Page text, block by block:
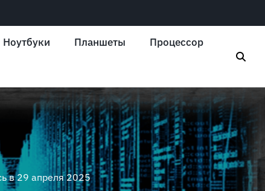
Ноутбуки Планшеты Процессор
в 29 апреля 2025